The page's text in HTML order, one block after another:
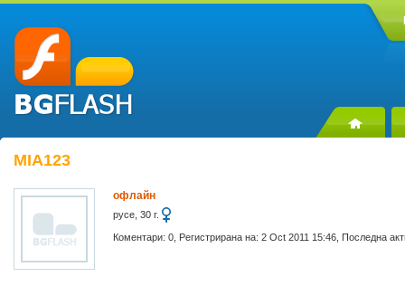
MIA123
офлайн
русе, 30 г.
Коментари: 0, Регистрирана на: 2 Oct 2011 15:46, Последна